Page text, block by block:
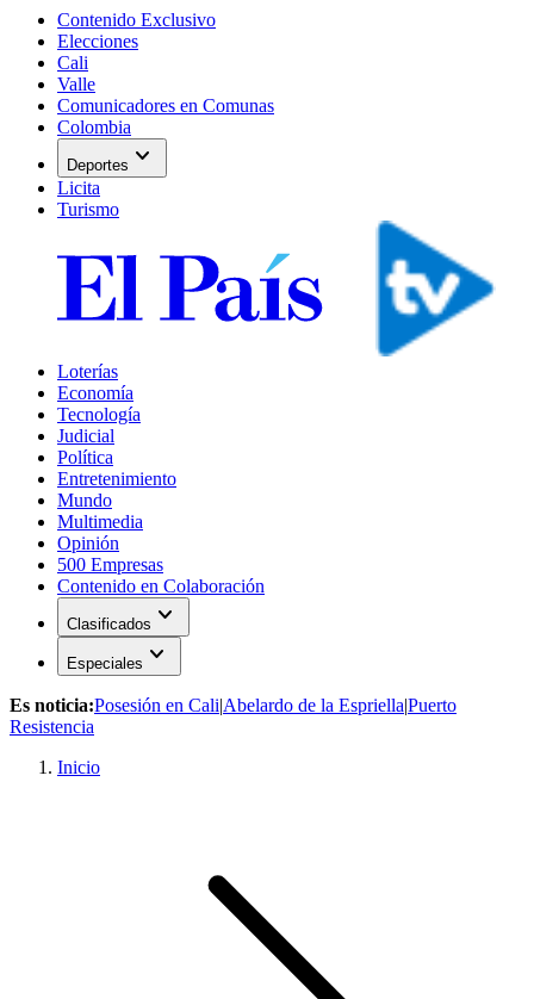
Contenido Exclusivo
Elecciones
Cali
Valle
Comunicadores en Comunas
Colombia
Deportes expand_more
Licita
Turismo
Loterías
Economía
Tecnología
Judicial
Política
Entretenimiento
Mundo
Multimedia
Opinión
500 Empresas
Contenido en Colaboración
Clasificados expand_more
Especiales expand_more
Es noticia:Posesión en Cali|Abelardo de la Espriella|Puerto
Resistencia
Inicio